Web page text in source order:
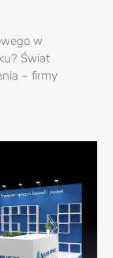
w
Świat
– firmy